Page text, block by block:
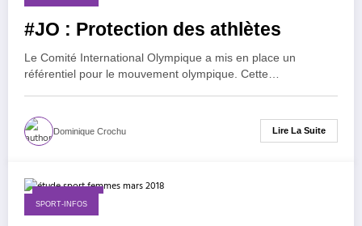
#JO : Protection des athlètes
Le Comité International Olympique a mis en place un
référentiel pour le mouvement olympique. Cette…
Dominique Crochu Lire La Suite
12 avril 2018
SPORT-INFOS